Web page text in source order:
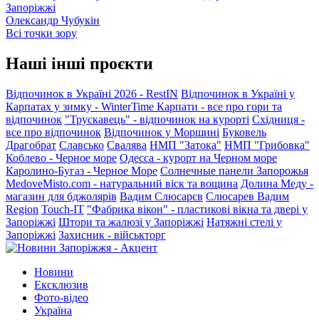
Запоріжжі
Олександр Чубукін
Всі точки зору
Наші інші проєкти
Відпочинок в Україні 2026 - RestIN Відпочинок в Україні у
Карпатах у зимку - WinterTime Карпати - все про гори та
відпочинок "Трускавець" - відпочинок на курорті Східниця -
все про відпочинок Відпочинок у Моршині Буковель
Драгобрат Славсько Свалява НМП "Затока" НМП "Грибовка"
Коблево - Черное море Одесса - курорт на Черном море
Каролино-Бугаз - Черное Море Солнечные панели Запорожья
MedoveMisto.com - натуральний віск та вощина Долина Меду -
магазин для бджолярів Вадим Слюсарєв Слюсарев Вадим
Region Touch-IT "Фабрика вікон" - пластикові вікна та двері у
Запоріжжі Штори та жалюзі у Запоріжжі Натяжні стелі у
Запоріжжі Захисник - військторг
Новини
Ексклюзив
Фото-відео
Україна